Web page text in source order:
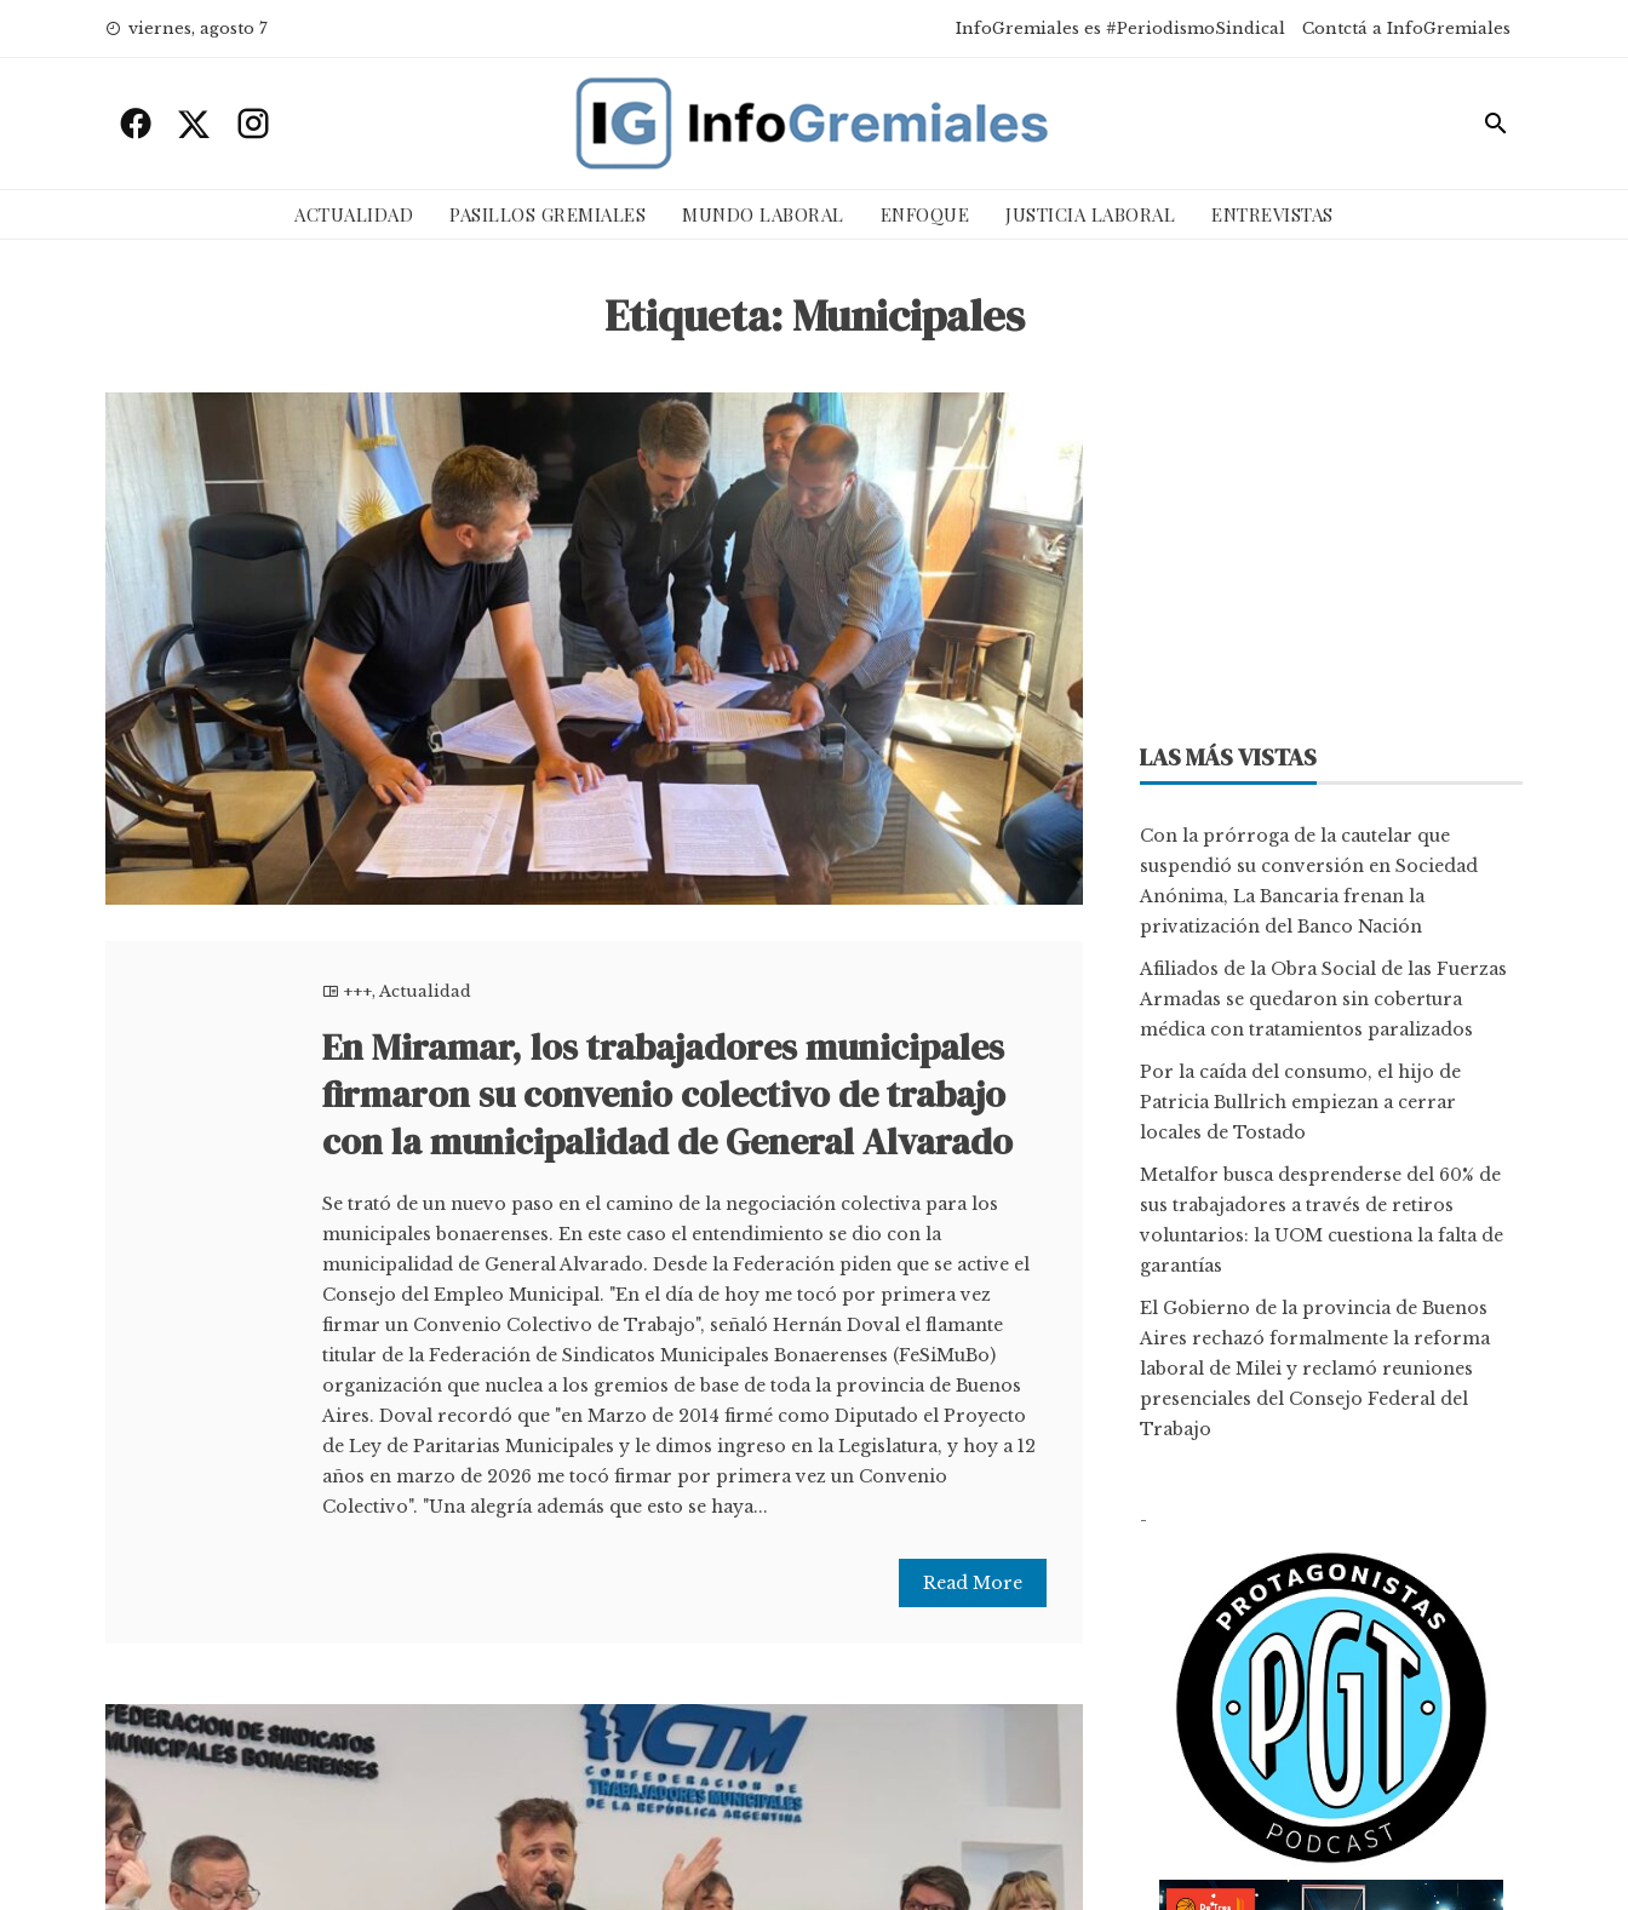
viernes, agosto 7 InfoGremiales es #PeriodismoSindical Contctá a InfoGremiales
ACTUALIDAD PASILLOS GREMIALES MUNDO LABORAL ENFOQUE JUSTICIA LABORAL ENTREVISTAS
Etiqueta:Municipales
+++,Actualidad
En Miramar, los trabajadores municipales
firmaron su convenio colectivo de trabajo
con la municipalidad de General Alvarado
Se trató de un nuevo paso en el camino de la negociación colectiva para los
municipales bonaerenses. En este caso el entendimiento se dio con la
municipalidad de General Alvarado. Desde la Federación piden que se active el
Consejo del Empleo Municipal. "En el día de hoy me tocó por primera vez
firmar un Convenio Colectivo de Trabajo", señaló Hernán Doval el flamante
titular de la Federación de Sindicatos Municipales Bonaerenses (FeSiMuBo)
organización que nuclea a los gremios de base de toda la provincia de Buenos
Aires. Doval recordó que "en Marzo de 2014 firmé como Diputado el Proyecto
de Ley de Paritarias Municipales y le dimos ingreso en la Legislatura, y hoy a 12
años en marzo de 2026 me tocó firmar por primera vez un Convenio
Colectivo". "Una alegría además que esto se haya...
Read More
LAS MÁS VISTAS
Con la prórroga de la cautelar que
suspendió su conversión en Sociedad
Anónima, La Bancaria frenan la
privatización del Banco Nación
Afiliados de la Obra Social de las Fuerzas
Armadas se quedaron sin cobertura
médica con tratamientos paralizados
Por la caída del consumo, el hijo de
Patricia Bullrich empiezan a cerrar
locales de Tostado
Metalfor busca desprenderse del 60% de
sus trabajadores a través de retiros
voluntarios: la UOM cuestiona la falta de
garantías
El Gobierno de la provincia de Buenos
Aires rechazó formalmente la reforma
laboral de Milei y reclamó reuniones
presenciales del Consejo Federal del
Trabajo
-